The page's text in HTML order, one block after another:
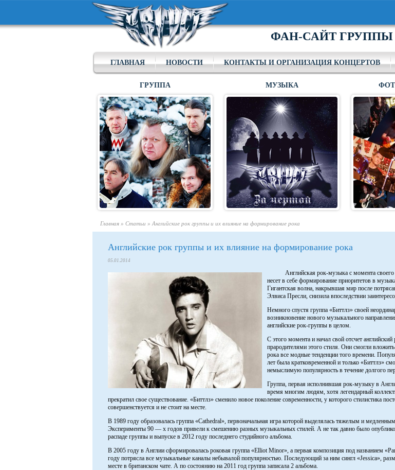
ФАН-САЙТ ГРУППЫ
ГЛАВНАЯ НОВОСТИ КОНТАКТЫ И ОРГАНИЗАЦИЯ КОНЦЕРТОВ
ГРУППА МУЗЫКА
Главная » Статьи » Английские рок группы и их влияние на формирование рока
Английские рок группы и их влияние на формирование рока
05.01.2014
Английская рок-музыка с момента
несет в себе формирование приоритетов в
Гигантская волна, накрывшая мир после
Элвиса Пресли, снизила впоследствии
Немного спустя группа «Биттлз» своей
возникновение нового музыкального
английские рок-группы в целом.
С этого момента и начал свой отсчет
прародителями этого стиля. Они смогли
рока все модные тенденции того времени.
лет была кратковременной и только «Биттлз»
немыслимую популярность в течение долгого
Группа, первая исполнившая рок-музыку в
время многим людям, хотя легендарный
прекратил свое существование. «Биттлз» сменило новое поколение современности, у которого стилистика
совершенствуется и не стоит на месте.
В 1989 году образовалась группа «Cathedral», первоначальная игра которой выделялась тяжелым и
Эксперименты 90 — х годов привели к смешению разных музыкальных стилей. А не так давно было
распаде группы и выпуске в 2012 году последнего студийного альбома.
В 2005 году в Англии сформировалась роковая группа «Elliot Minor», а первая композиция под названием
году потрясла все музыкальные каналы небывалой популярностью. Последующий за ним сингл «Jessica»,
месте в британском чате. А по состоянию на 2011 год группа записала 2 альбома.